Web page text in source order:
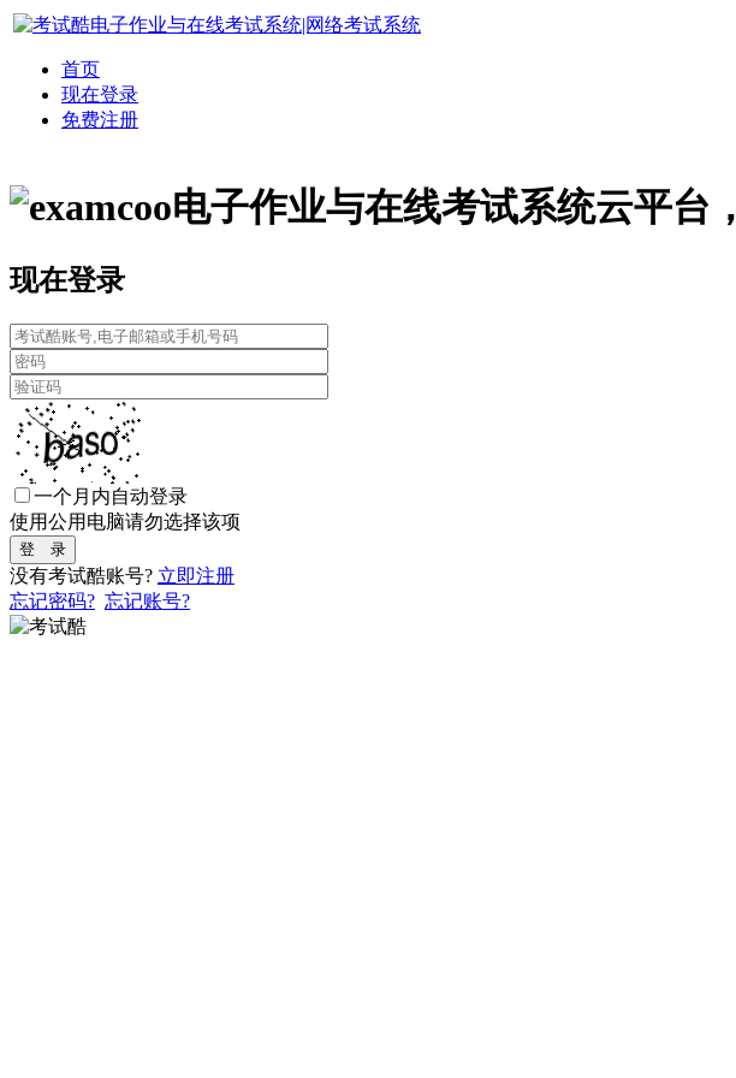
首页
现在登录
免费注册
电子作业与在线考试系统云平台，
现在登录
一个月内自动登录
使用公用电脑请勿选择该项
登 录
没有考试酷账号? 立即注册
忘记密码? 忘记账号?